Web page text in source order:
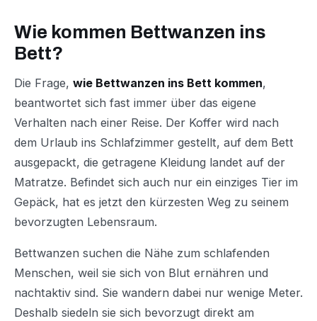
Wie kommen Bettwanzen ins
Bett?
Die Frage, wie Bettwanzen ins Bett kommen,
beantwortet sich fast immer über das eigene
Verhalten nach einer Reise. Der Koffer wird nach
dem Urlaub ins Schlafzimmer gestellt, auf dem Bett
ausgepackt, die getragene Kleidung landet auf der
Matratze. Befindet sich auch nur ein einziges Tier im
Gepäck, hat es jetzt den kürzesten Weg zu seinem
bevorzugten Lebensraum.
Bettwanzen suchen die Nähe zum schlafenden
Menschen, weil sie sich von Blut ernähren und
nachtaktiv sind. Sie wandern dabei nur wenige Meter.
Deshalb siedeln sie sich bevorzugt direkt am